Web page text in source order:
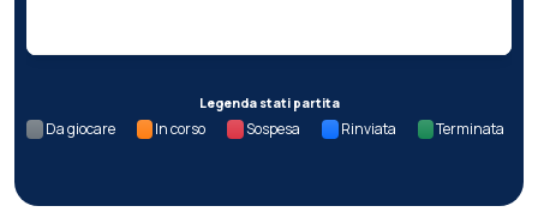
Legenda stati partita
Da giocare In corso Sospesa Rinviata Terminata